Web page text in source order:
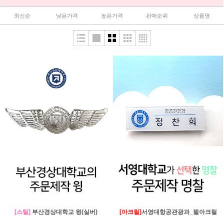
최신순 낮은가격 높은가격 판매순위 상품명
[스틸] 부산경상대학교 윙(실버) [아크릴]서영대항공관광과_펄아크릴